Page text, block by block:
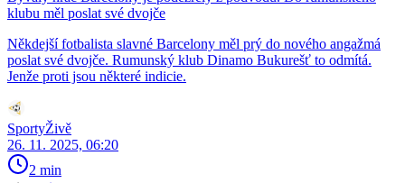
klubu měl poslat své dvojče
Někdejší fotbalista slavné Barcelony měl prý do nového angažmá
poslat své dvojče. Rumunský klub Dinamo Bukurešť to odmítá.
Jenže proti jsou některé indicie.
SportyŽivě
26. 11. 2025, 06:20
2 min